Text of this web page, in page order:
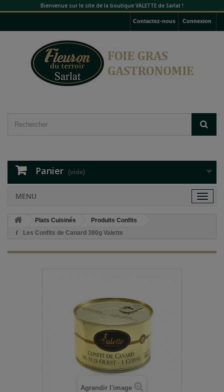
Bienvenue sur le site de la boutique VALETTE de Sarlat !
Connexion
Contactez-nous
Panier (vide)
Toggle
MENU
Plats Cuisinés
Produits Confits
Les Confits de Canard 380g Valette
Agrandir l'image